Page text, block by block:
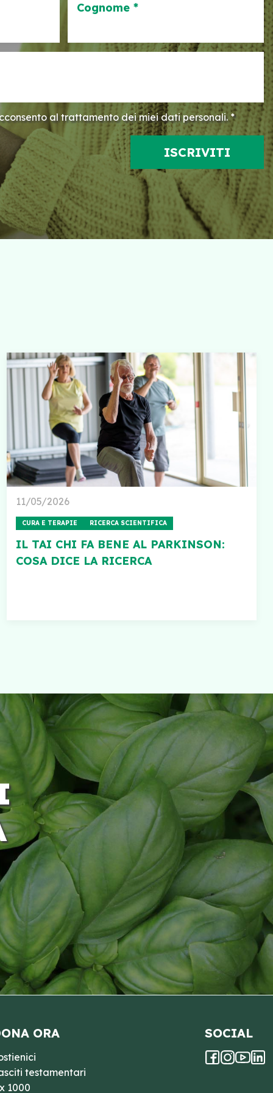
Cognome *
al trattamento dei miei dati personali. *
11/05/2026
CURA E TERAPIE RICERCA SCIENTIFICA
IL TAI CHI FA BENE AL PARKINSON:
COSA DICE LA RICERCA
ORA
testamentari
1000
SOCIAL